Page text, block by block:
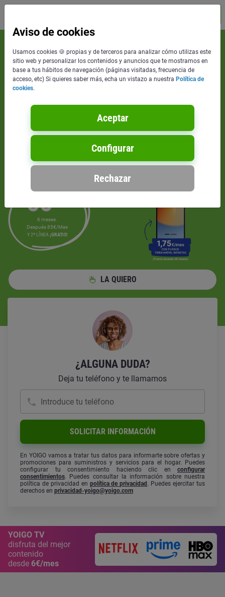
FIBRA EN CASA + 2 LÍNEAS MÓVILES
Y LA 2ª LÍNEA MÓVIL ¡GRATIS!
Fijo con llamadas infinitas
4 plataformas incluidas
55
6 meses.
Después 85€/Mes
Y 2ª LÍNEA ¡GRATIS!
LA QUIERO
¿ALGUNA DUDA?
Deja tu teléfono y te llamamos
Introduce tu teléfono
SOLICITAR INFORMACIÓN
En YOIGO vamos a tratar tus datos para informarte sobre ofertas y
promociones para suministros y servicios para el hogar. Puedes
configurar tu consentimiento haciendo clic en configurar
consentimientos. Puedes consultar la información sobre nuestra
política de privacidad en política de privacidad . Puedes ejercitar tus
derechos en privacidad-yoigo@yoigo.com
YOIGO TV
disfruta del mejor
contenido
desde 6€/mes
Aviso de cookies
Usamos cookies 🍪 propias y de terceros para analizar cómo utilizas este
sitio web y personalizar los contenidos y anuncios que te mostramos en
base a tus hábitos de navegación (páginas visitadas, frecuencia de
acceso, etc) Si quieres saber más, echa un vistazo a nuestra Política de
cookies.
Configurar
Rechazar
Aceptar